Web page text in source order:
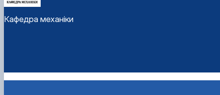
Кафедра механіки